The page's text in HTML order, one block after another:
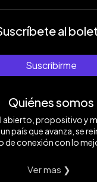
al
Suscribirme
Quiénes somos
abierto, propositivo y
país que avanza, se
de conexión con lo
Ver mas ❯